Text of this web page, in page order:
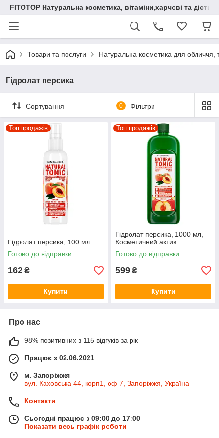
FITOTOP Натуральна косметика, вітаміни,харчові та
Товари та послуги Натуральна косметика для обличчя,
Гідролат персика
Сортування 0 Фільтри
Топ продажів
Гідролат персика, 100 мл
Готово до відправки
162 ₴
Купити
Топ продажів
Гідролат персика, 1000 мл,
Косметичний актив
Готово до відправки
599 ₴
Купити
Про нас
98% позитивних з 115 відгуків за рік
Працює з 02.06.2021
м. Запоріжжя
вул. Каховська 44, корп1, оф 7, Запоріжжя, Україна
Контакти
Сьогодні працює з 09:00 до 17:00
Показати весь графік роботи